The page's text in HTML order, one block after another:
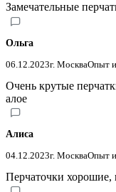
Замечательные
Ольга
06.12.2023г. МоскваОпыт
Очень крутые
алое
Алиса
04.12.2023г. МоскваОпыт
Перчаточки